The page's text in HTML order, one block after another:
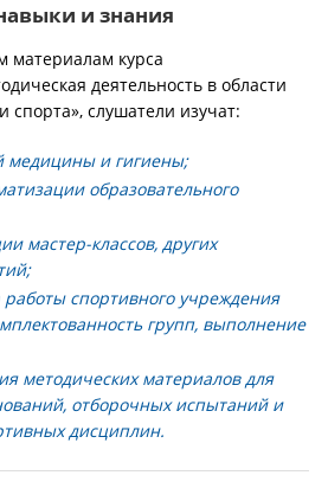
и знания
материалам курса
деятельность в области
спорта», слушатели изучат:
медицины и гигиены;
образовательного
мастер-классов, других
спортивного учреждения
групп, выполнение
методических материалов для
отборочных испытаний и
дисциплин.